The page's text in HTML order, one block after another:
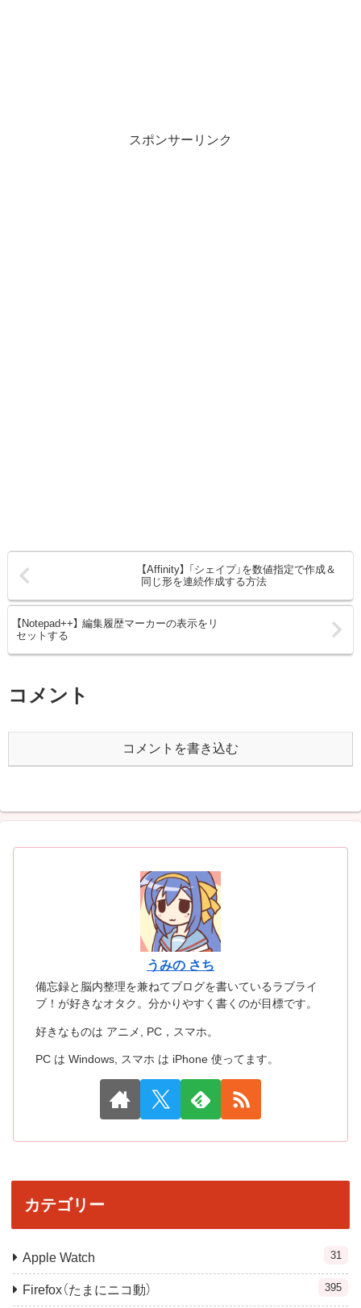
スポンサーリンク
【Affinity】 「シェイプ」を数値指定で作成＆
同じ形を連続作成する方法
【Notepad++】 編集履歴マーカーの表示をリ
セットする
コメント
コメントを書き込む
うみの さち
備忘録と脳内整理を兼ねてブログを書いているラブライ
ブ！が好きなオタク。分かりやすく書くのが目標です。
好きなものは アニメ, PC，スマホ。
PC は Windows, スマホ は iPhone 使ってます。
カテゴリー
Apple Watch 31
Firefox（たまにニコ動） 395